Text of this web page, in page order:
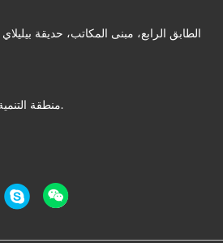
الطابق الرابع، مبنى المكاتب، حديقة بيليلاي
منطقة التنمية، ليا تشينغ، شاندونغ، الصين.